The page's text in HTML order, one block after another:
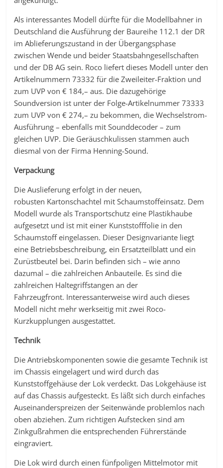
Als interessantes Modell dürfte für die Modellbahner in
Deutschland die Ausführung der Baureihe 112.1 der DR
im Ablieferungszustand in der Übergangsphase
zwischen Wende und beider Staatsbahngesellschaften
und der DB AG sein. Roco liefert dieses Modell unter den
Artikelnummern 73332 für die Zweileiter-Fraktion und
zum UVP von € 184,– aus. Die dazugehörige
Soundversion ist unter der Folge-Artikelnummer 73333
zum UVP von € 274,– zu bekommen, die Wechselstrom-
Ausführung – ebenfalls mit Sounddecoder – zum
gleichen UVP. Die Geräuschkulissen stammen auch
diesmal von der Firma Henning-Sound.
Verpackung
Die Auslieferung erfolgt in der neuen,
robusten Kartonschachtel mit Schaumstoffeinsatz. Dem
Modell wurde als Transportschutz eine Plastikhaube
aufgesetzt und ist mit einer Kunststofffolie in den
Schaumstoff eingelassen. Dieser Designvariante liegt
eine Betriebsbeschreibung, ein Ersatzteilblatt und ein
Zurüstbeutel bei. Darin befinden sich – wie anno
dazumal – die zahlreichen Anbauteile. Es sind die
zahlreichen Haltegriffstangen an der
Fahrzeugfront. Interessanterweise wird auch dieses
Modell nicht mehr werkseitig mit zwei Roco-
Kurzkupplungen ausgestattet.
Technik
Die Antriebskomponenten sowie die gesamte Technik ist
im Chassis eingelagert und wird durch das
Kunststoffgehäuse der Lok verdeckt. Das Lokgehäuse ist
auf das Chassis aufgesteckt. Es läßt sich durch einfaches
Auseinanderspreizen der Seitenwände problemlos nach
oben abziehen. Zum richtigen Aufstecken sind am
Zinkgußrahmen die entsprechenden Führerstände
eingraviert.
Die Lok wird durch einen fünfpoligen Mittelmotor mit